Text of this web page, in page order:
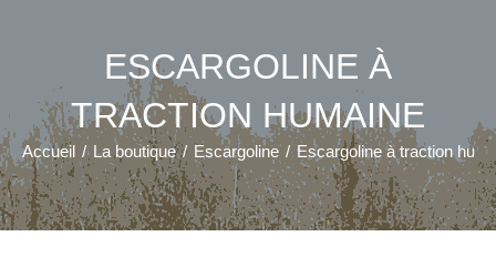
ESCARGOLINE À
TRACTION HUMAINE
Accueil / La boutique / Escargoline / Escargoline à traction